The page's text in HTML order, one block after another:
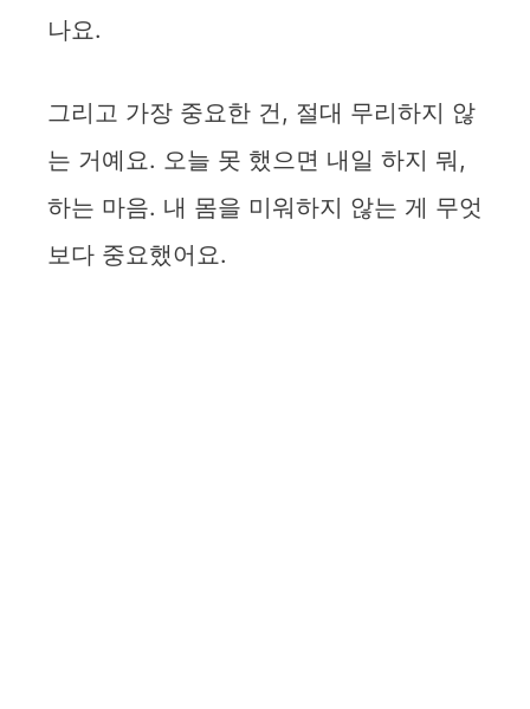
나요.
그리고 가장 중요한 건, 절대 무리하지 않
는 거예요. 오늘 못 했으면 내일 하지 뭐,
하는 마음. 내 몸을 미워하지 않는 게 무엇
보다 중요했어요.